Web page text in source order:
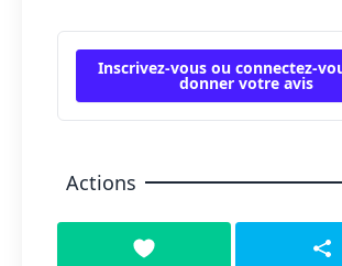
Inscrivez-vous ou connectez-
donner votre avis
Actions